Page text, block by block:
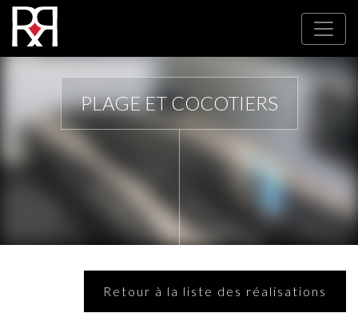
PLAGE ET COCOTIERS
Retour à la liste des réalisations